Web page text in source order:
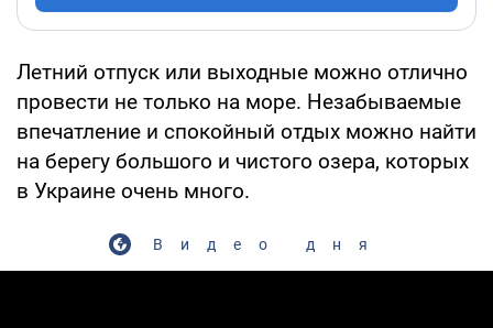
Летний отпуск или выходные можно отлично
провести не только на море. Незабываемые
впечатление и спокойный отдых можно найти
на берегу большого и чистого озера, которых
в Украине очень много.
Видео дня